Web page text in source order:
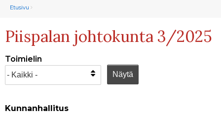
Murupolku
You
here:
Etusivu
Piispalan johtokunta 3/2025
Toimielin
Kunnanhallitus